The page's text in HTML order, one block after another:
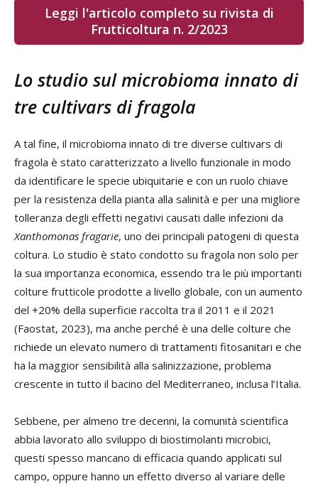
Leggi l'articolo completo su rivista di
Frutticoltura n. 2/2023
Lo studio sul microbioma innato di
tre cultivars di fragola
A tal fine, il microbioma innato di tre diverse cultivars di
fragola è stato caratterizzato a livello funzionale in modo
da identificare le specie ubiquitarie e con un ruolo chiave
per la resistenza della pianta alla salinità e per una migliore
tolleranza degli effetti negativi causati dalle infezioni da
Xanthomonas fragarie, uno dei principali patogeni di questa
coltura. Lo studio è stato condotto su fragola non solo per
la sua importanza economica, essendo tra le più importanti
colture frutticole prodotte a livello globale, con un aumento
del +20% della superficie raccolta tra il 2011 e il 2021
(Faostat, 2023), ma anche perché è una delle colture che
richiede un elevato numero di trattamenti fitosanitari e che
ha la maggior sensibilità alla salinizzazione, problema
crescente in tutto il bacino del Mediterraneo, inclusa l’Italia.
Sebbene, per almeno tre decenni, la comunità scientifica
abbia lavorato allo sviluppo di biostimolanti microbici,
questi spesso mancano di efficacia quando applicati sul
campo, oppure hanno un effetto diverso al variare delle